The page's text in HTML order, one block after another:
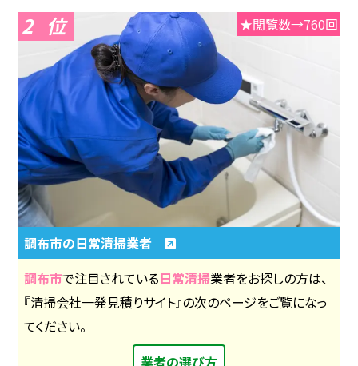
2 ★閲覧数→760回
調布市の日常清掃業者
調布市で注目されている日常清掃業者をお探しの方は、
『清掃会社一発見積りサイト』の次のページをご覧になっ
てください。
業者の選び方